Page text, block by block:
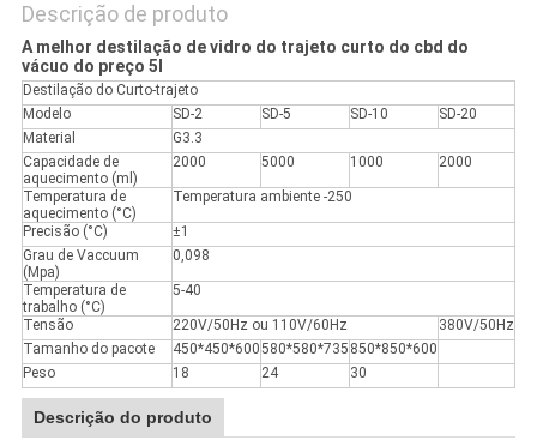
POLÍTICA
DE
PRIVACIDADE
Descrição de produto
A melhor destilação de vidro do trajeto curto do cbd do
vácuo do preço 5l
Destilação do Curto-trajeto
Modelo
SD-2 SD-5 SD-10
SD-20
Material
G3.3
Capacidade de
aquecimento (ml)
2000 5000 1000 2000
Temperatura de
aquecimento (°C)
Temperatura ambiente -250
Precisão (°C)
±1
Grau de Vaccuum
(Mpa)
0,098
Temperatura de
trabalho (°C)
5-40
Tensão 220V/50Hz ou 110V/60Hz
380V/50Hz
Tamanho do pacote
450*450*600580*580*735 850*850*600
Peso
18 24 30
Descrição do produto